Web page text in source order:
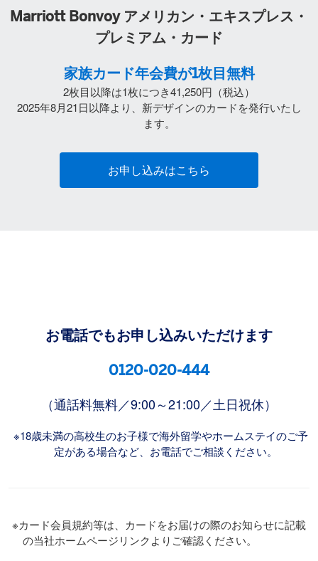
Marriott Bonvoy アメリカン・エキスプレス・
プレミアム・カード
家族カード年会費が1枚⽬無料
2枚目以降は1枚につき41,250円（税込）
2025年8月21日以降より、新デザインのカードを発行いたし
ます。
お申し込みはこちら
お電話でもお申し込みいただけます
0120-020-444
（通話料無料／9:00～21:00／土日祝休）
※18歳未満の⾼校⽣のお⼦様で海外留学やホームステイのご予
定がある場合など、お電話でご相談ください。
※カード会員規約等は、カードをお届けの際のお知らせに記載
の当社ホームページリンクよりご確認ください。